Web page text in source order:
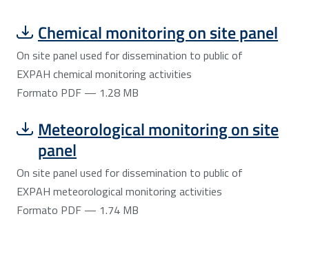
Scarica file:
Chemical monitoring on site panel
Formato PDF — Dimensione 1.28 MB
On site panel used for dissemination to public of
EXPAH chemical monitoring activities
Formato PDF — 1.28 MB
Scarica file:
Meteorological monitoring on site
panel
Formato PDF — Dimensione 1.74 MB
On site panel used for dissemination to public of
EXPAH meteorological monitoring activities
Formato PDF — 1.74 MB